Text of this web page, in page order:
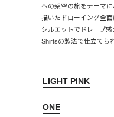
への架空の旅をテーマ
描いたドローイング全
シルエットでドレープ
Shirtsの製法で仕立てら
LIGHT PINK
ONE